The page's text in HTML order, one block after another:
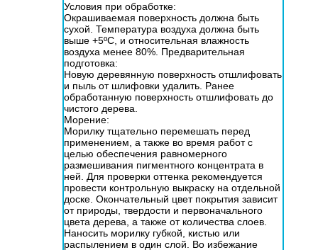
Условия при обработке:
Окрашиваемая поверхность должна быть
сухой. Температура воздуха должна быть
выше +5ºС, и относительная влажность
воздуха менее 80%. Предварительная
подготовка:
Новую деревянную поверхность отшлифовать
и пыль от шлифовки удалить. Ранее
обработанную поверхность отшлифовать до
чистого дерева.
Морение:
Морилку тщательно перемешать перед
применением, а также во время работ с
целью обеспечения равномерного
размешивания пигментного концентрата в
ней. Для проверки оттенка рекомендуется
провести контрольную выкраску на отдельной
доске. Окончательный цвет покрытия зависит
от природы, твердости и первоначального
цвета дерева, а также от количества слоев.
Наносить морилку губкой, кистью или
распылением в один слой. Во избежание